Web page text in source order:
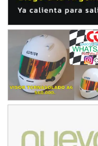
TUCUMANO - F5
Juan Navarro (Asfalto)
El Timbó (Tucumán)
COBERTURA ESPECIAL
08/09-AGO
IAME SERIES ARGENTINA 6
Ramiro Tot (Asfalto)
Baradero (Buenos Aires)
Ciudad de Trenque Lauquen
Trenque Lauquen (Buenos Aires)